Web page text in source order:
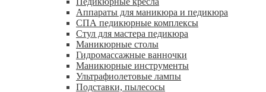
Аппараты для маникюра и педикюра
СПА педикюрные комплексы
Стул для мастера педикюра
Маникюрные столы
Гидромассажные ванночки
Маникюрные инструменты
Ультрафиолетовые лампы
Подставки, пылесосы